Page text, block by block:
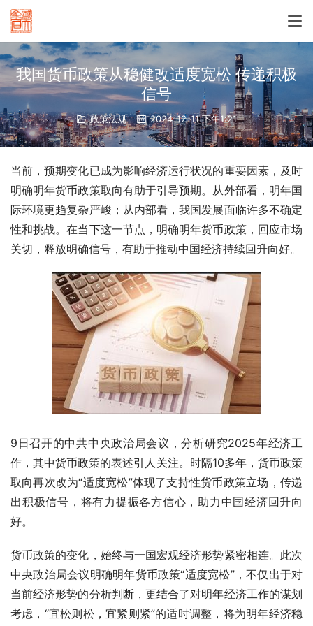
我国货币政策从稳健改适度宽松 传递积极
信号
政策法规 2024-12-11 下午1:21
当前，预期变化已成为影响经济运行状况的重要因素，及时
明确明年货币政策取向有助于引导预期。从外部看，明年国
际环境更趋复杂严峻；从内部看，我国发展面临许多不确定
性和挑战。在当下这一节点，明确明年货币政策，回应市场
关切，释放明确信号，有助于推动中国经济持续回升向好。
9日召开的中共中央政治局会议，分析研究2025年经济工
作，其中货币政策的表述引人关注。时隔10多年，货币政策
取向再次改为“适度宽松”体现了支持性货币政策立场，传递
出积极信号，将有力提振各方信心，助力中国经济回升向
好。
货币政策的变化，始终与一国宏观经济形势紧密相连。此次
中央政治局会议明确明年货币政策“适度宽松”，不仅出于对
当前经济形势的分析判断，更结合了对明年经济工作的谋划
考虑，“宜松则松，宜紧则紧”的适时调整，将为明年经济稳